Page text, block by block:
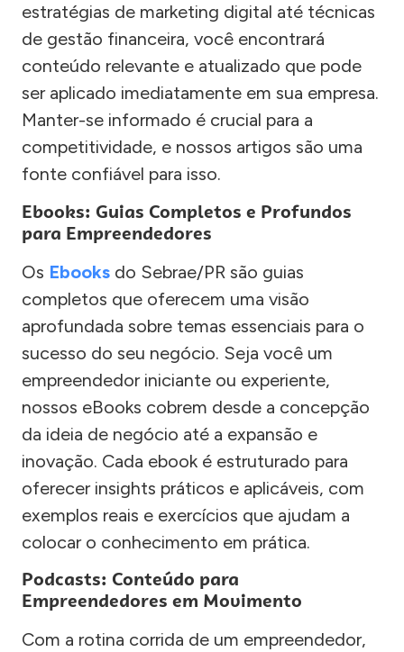
estratégias de marketing digital até técnicas
de gestão financeira, você encontrará
conteúdo relevante e atualizado que pode
ser aplicado imediatamente em sua empresa.
Manter-se informado é crucial para a
competitividade, e nossos artigos são uma
fonte confiável para isso.
Ebooks: Guias Completos e Profundos
para Empreendedores
Os Ebooks do Sebrae/PR são guias
completos que oferecem uma visão
aprofundada sobre temas essenciais para o
sucesso do seu negócio. Seja você um
empreendedor iniciante ou experiente,
nossos eBooks cobrem desde a concepção
da ideia de negócio até a expansão e
inovação. Cada ebook é estruturado para
oferecer insights práticos e aplicáveis, com
exemplos reais e exercícios que ajudam a
colocar o conhecimento em prática.
Podcasts: Conteúdo para
Empreendedores em Movimento
Com a rotina corrida de um empreendedor,